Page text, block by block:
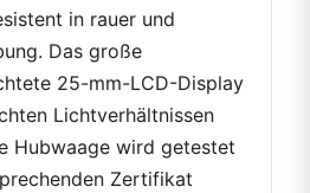
in rauer und
Das große
25-mm-LCD-Display
Lichtverhältnissen
Hubwaage wird getestet
Zertifikat